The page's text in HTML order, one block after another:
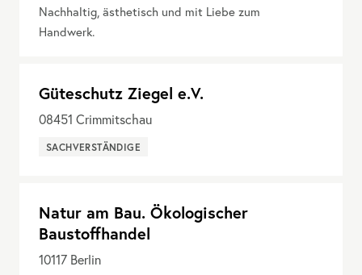
Nachhaltig, ästhetisch und mit Liebe zum
Handwerk.
Güteschutz Ziegel e.V.
08451 Crimmitschau
SACHVERSTÄNDIGE
Natur am Bau. Ökologischer
Baustoffhandel
10117 Berlin